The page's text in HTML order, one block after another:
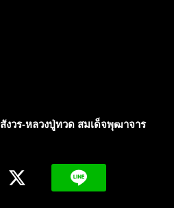
วร-หลวงปู่ทวด สมเด็จพุฒาจาร